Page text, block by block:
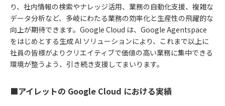
り、社内情報の検索やナレッジ活用、業務の自動化支援、複雑な
データ分析など、多岐にわたる業務の効率化と生産性の飛躍的な
向上が期待できます。Google Cloud は、Google Agentspace
をはじめとする生成 AI ソリューションにより、これまで以上に
社員の皆様がよりクリエイティブで価値の高い業務に集中できる
環境が整うよう、引き続き支援してまいります。
■アイレットの Google Cloud における実績